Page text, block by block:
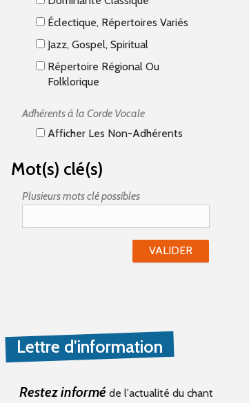
Éclectique, Répertoires Variés
Jazz, Gospel, Spiritual
Répertoire Régional Ou
Folklorique
Adhérents à la Corde Vocale
Afficher Les Non-Adhérents
Mot(s) clé(s)
Plusieurs mots clé possibles
Lettre d'information
Restez informé de l'actualité du chant